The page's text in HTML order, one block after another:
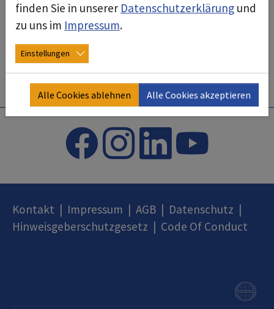
Kontakt Impressum AGB Datenschutz
Hinweisgeberschutzgesetz
Code Of Conduct
finden Sie in unserer Datenschutzerklärung und
zu uns im Impressum.
Einstellungen
Alle Cookies ablehnen Alle Cookies akzeptieren